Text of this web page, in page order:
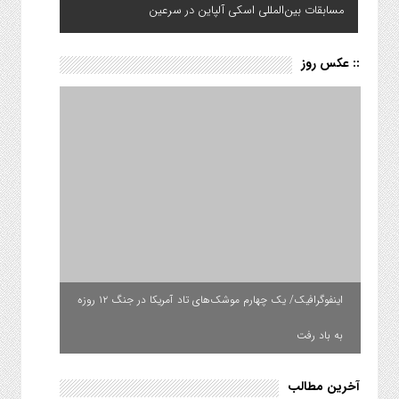
مسابقات بین‌المللی اسکی آلپاین در سرعین
:: عکس روز
اینفوگرافیک/ یک چهارم موشک‌های تاد آمریکا در جنگ ۱۲ روزه
به باد رفت
آخرین مطالب